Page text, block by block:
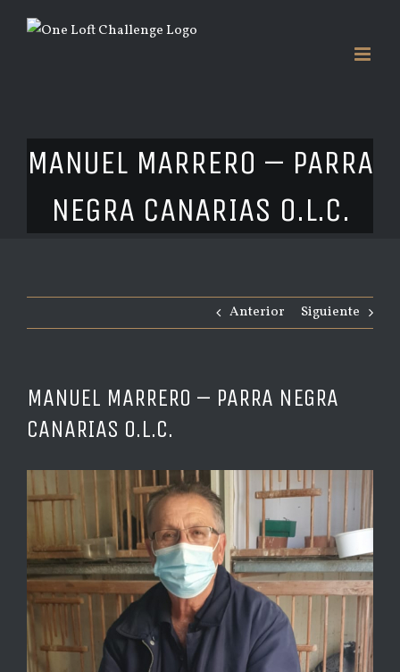
MANUEL MARRERO – PARRA
NEGRA CANARIAS O.L.C.
Anterior Siguiente
MANUEL MARRERO – PARRA NEGRA
CANARIAS O.L.C.
imagen
más
grande